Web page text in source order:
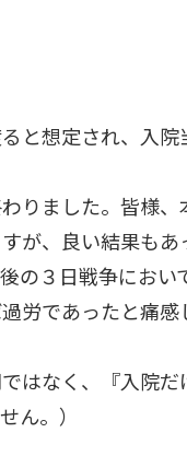
と想定され、入
りました。皆様
が、良い結果も
の３日戦争にお
労であったと痛感
はなく、『入院
ん。）